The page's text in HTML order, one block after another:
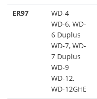
ER97
WD-4
WD-6, WD-
6 Duplus
WD-7, WD-
7 Duplus
WD-9
WD-12,
WD-12GHE